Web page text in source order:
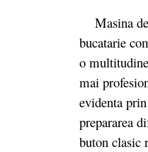
Masina de
bucatarie
o
mai
evidenta
prepararea
buton clasic